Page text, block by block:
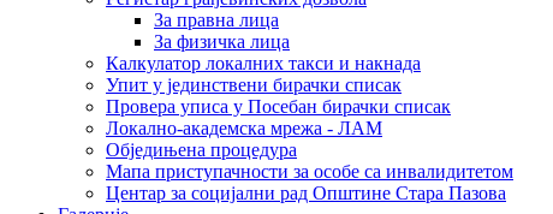
За правна лица
За физичка лица
Калкулатор локалних такси и накнада
Упит у јединствени бирачки списак
Провера уписа у Посебан бирачки списак
Локално-академска мрежа - ЛАМ
Обједињена процедура
Мапа приступачности за особе са инвалидитетом
Центар за социјални рад Општине Стара Пазова